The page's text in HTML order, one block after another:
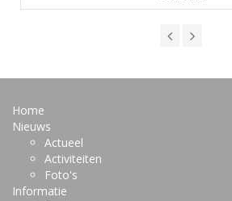
Home
Nieuws
Actueel
Activiteiten
Foto's
Informatie